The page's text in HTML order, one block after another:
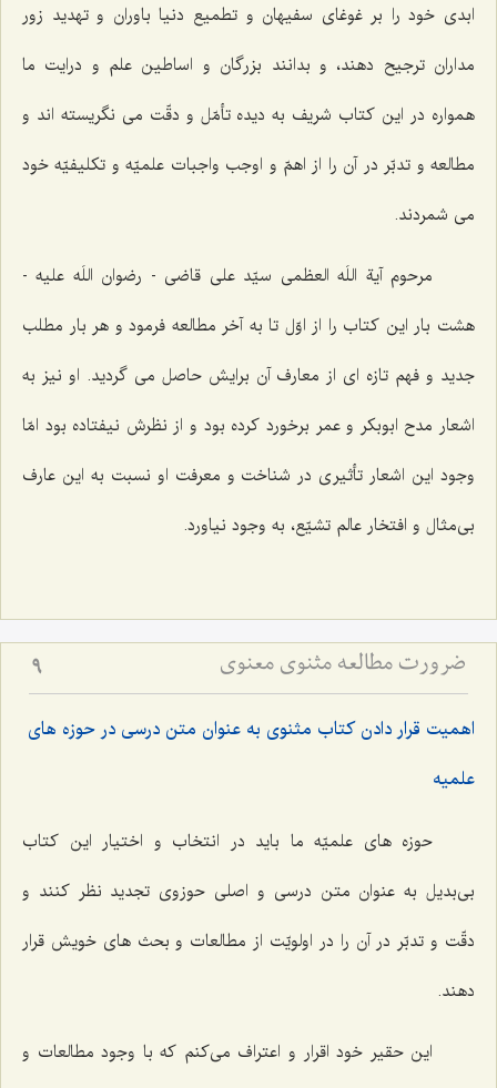
ابدى خود را بر غوغاى سفيهان و تطميع دنيا باوران و تهديد زور
مداران ترجيح دهند، و بدانند بزرگان و اساطين علم و درايت ما
همواره در اين كتاب شريف به ديده تأمّل و دقّت مى ‌نگريسته ‌اند و
مطالعه و تدبّر در آن را از اهمّ و اوجب واجبات علميّه و تكليفيّه خود
مى ‌شمردند.
مرحوم آية اللَه العظمى سيّد على قاضى - رضوان اللَه عليه -
هشت بار اين كتاب را از اوّل تا به آخر مطالعه فرمود و هر بار مطلب
جديد و فهم تازه‌ اى از معارف آن برايش حاصل مى‌ گرديد. او نيز به
اشعار مدح ابوبكر و عمر برخورد كرده بود و از نظرش نيفتاده بود امّا
وجود اين اشعار تأثيرى در شناخت و معرفت او نسبت به اين عارف
بى‌مثال و افتخار عالم تشيّع، به وجود نياورد.
ضرورت مطالعه مثنوی معنوی 9
اهمیت قرار دادن کتاب مثنوی به عنوان متن درسی در حوزه های
علمیه
حوزه ‌هاى علميّه ما بايد در انتخاب و اختيار اين كتاب
بى‌بديل به عنوان متن درسى و اصلى حوزوى تجديد نظر كنند و
دقّت و تدبّر در آن را در اولويّت از مطالعات و بحث‌ هاى خويش قرار
دهند.
اين حقير خود اقرار و اعتراف مى‌كنم كه با وجود مطالعات و